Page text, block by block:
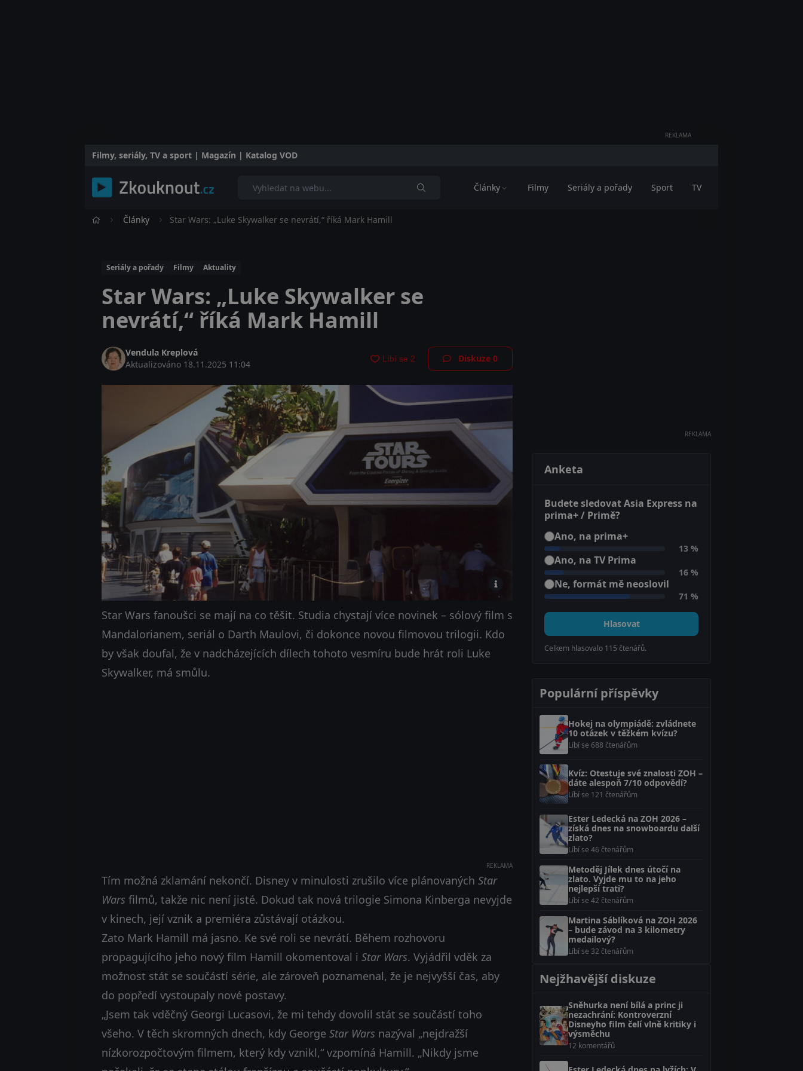
REKLAMA
Filmy, seriály, TV a sport | Magazín | Katalog VOD
Články Filmy Seriály a pořady Sport TV
Články Star Wars: „Luke Skywalker se nevrátí,“ říká Mark Hamill
Seriály a pořady Filmy Aktuality
Star Wars: „Luke Skywalker se
nevrátí,“ říká Mark Hamill
Vendula Kreplová
Aktualizováno 18.11.2025 11:04
Diskuze 0
Star Wars fanoušci se mají na co těšit. Studia chystají více novinek – sólový film s
Mandalorianem, seriál o Darth Maulovi, či dokonce novou filmovou trilogii. Kdo
by však doufal, že v nadcházejících dílech tohoto vesmíru bude hrát roli Luke
Skywalker, má smůlu.
REKLAMA
Tím možná zklamání nekončí. Disney v minulosti zrušilo více plánovaných Star
Wars filmů, takže nic není jisté. Dokud tak nová trilogie Simona Kinberga nevyjde
v kinech, její vznik a premiéra zůstávají otázkou.
Zato Mark Hamill má jasno. Ke své roli se nevrátí. Během rozhovoru
propagujícího jeho nový film Hamill okomentoval i Star Wars. Vyjádřil vděk za
možnost stát se součástí série, ale zároveň poznamenal, že je nejvyšší čas, aby
do popředí vystoupaly nové postavy.
„Jsem tak vděčný Georgi Lucasovi, že mi tehdy dovolil stát se součástí toho
všeho. V těch skromných dnech, kdy George Star Wars nazýval „nejdražší
nízkorozpočtovým filmem, který kdy vznikl,“ vzpomíná Hamill. „Nikdy jsme
REKLAMA
Anketa
Budete sledovat Asia Express na
prima+ / Primě?
Ano, na prima+
13 %
Ano, na TV Prima
16 %
Ne, formát mě neoslovil
71 %
Hlasovat
Celkem hlasovalo 115 čtenářů.
Populární příspěvky
Hokej na olympiádě: zvládnete
10 otázek v těžkém kvízu?
Líbí se 688 čtenářům
Kvíz: Otestuje své znalosti ZOH –
dáte alespoň 7/10 odpovědí?
Líbí se 121 čtenářům
Ester Ledecká na ZOH 2026 –
získá dnes na snowboardu další
zlato?
Líbí se 46 čtenářům
Metoděj Jílek dnes útočí na
zlato. Vyjde mu to na jeho
nejlepší trati?
Líbí se 42 čtenářům
Martina Sáblíková na ZOH 2026
– bude závod na 3 kilometry
medailový?
Líbí se 32 čtenářům
Nejžhavější diskuze
Sněhurka není bílá a princ ji
nezachrání: Kontroverzní
Disneyho film čelí vlně kritiky i
výsměchu
12 komentářů